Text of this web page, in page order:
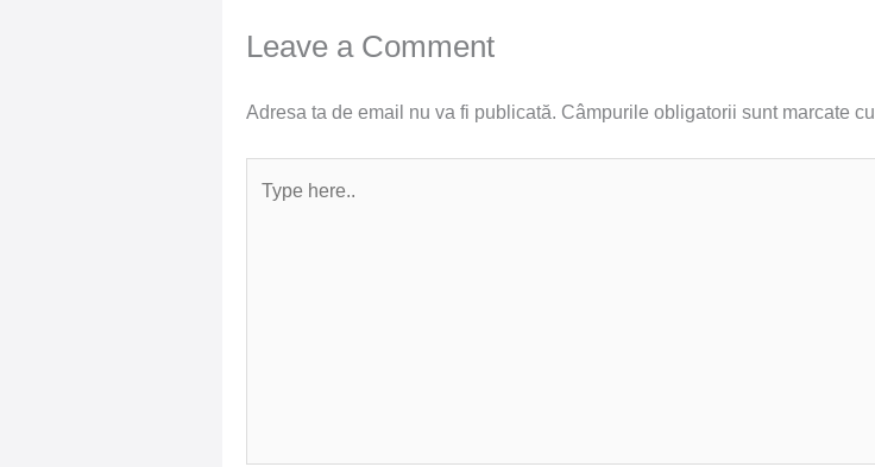
Leave a Comment
Adresa ta de email nu va fi publicată. Câmpurile obligatorii sunt marcate cu